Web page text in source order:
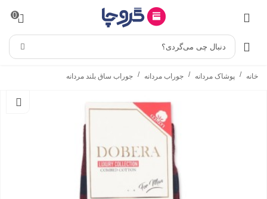
0
دنبال چی می‌گردی؟
خانه / پوشاک مردانه / جوراب مردانه / جوراب ساق بلند مردانه